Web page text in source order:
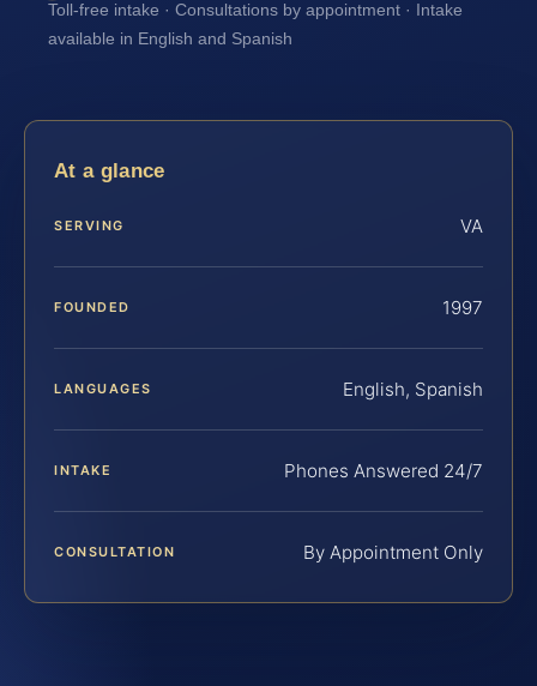
Toll-free intake · Consultations by appointment · Intake
available in English and Spanish
At a glance
SERVING VA
FOUNDED 1997
LANGUAGES English, Spanish
INTAKE Phones Answered 24/7
CONSULTATION By Appointment Only